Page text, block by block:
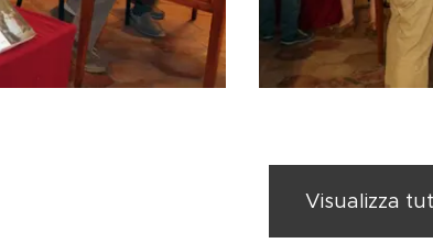
Visualizza